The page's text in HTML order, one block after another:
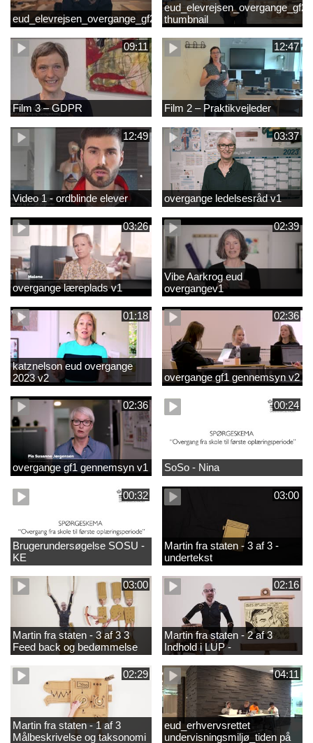
eud_elevrejsen_overgange_gf2
thumbnail
09:11
Film 3 – GDPR
12:47
Film 2 – Praktikvejleder
12:49
Video 1 - ordblinde elever
03:37
overgange ledelsesråd v1
03:26
overgange læreplads v1
02:39
Vibe Aarkrog eud
overgangev1
01:18
katznelson eud overgange
2023 v2
02:36
overgange gf1 gennemsyn v2
02:36
overgange gf1 gennemsyn v1
00:24
SoSo - Nina
00:32
Brugerundersøgelse SOSU -
KE
03:00
Martin fra staten - 3 af 3 -
undertekst
03:00
Martin fra staten - 3 af 3 3
Feed back og bedømmelse
02:16
Martin fra staten - 2 af 3
Indhold i LUP -
helhedsorientering og
differentiering
02:29
Martin fra staten - 1 af 3
Målbeskrivelse og taksonomi
04:11
eud_erhvervsrettet
undervisningsmiljø_tiden på